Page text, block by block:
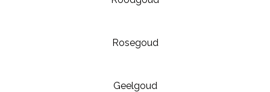
Rosegoud
Geelgoud